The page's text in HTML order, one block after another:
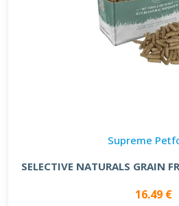
Supreme
SELECTIVE NATURALS GRAIN
16.49 €